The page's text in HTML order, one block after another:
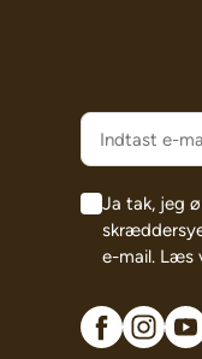
Ja tak, jeg
e-mail. Læs